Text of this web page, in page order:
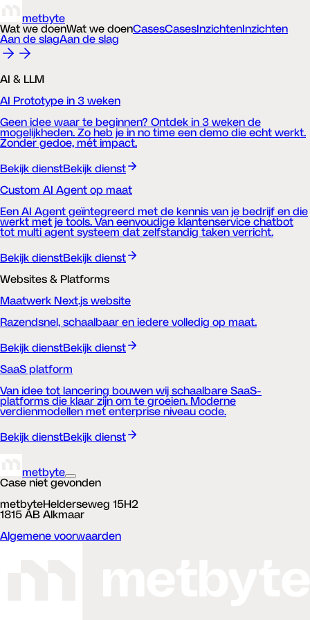
metbyte
Wat we doenWat we doenCasesCases Inzichten Inzichten
Aan de slagAan de slag
AI & LLM
AI Prototype in 3 weken
Geen idee waar te beginnen? Ontdek in 3 weken de
mogelijkheden. Zo heb je in no time een demo die echt werkt.
Zonder gedoe, mét impact.
Bekijk dienstBekijk dienst
Custom AI Agent op maat
Een AI Agent geïntegreerd met de kennis van je bedrijf en die
werkt met je tools. Van eenvoudige klantenservice chatbot
tot multi agent systeem dat zelfstandig taken verricht.
Bekijk dienstBekijk dienst
Websites & Platforms
Maatwerk Next.js website
Razendsnel, schaalbaar en iedere volledig op maat.
Bekijk dienstBekijk dienst
SaaS platform
Van idee tot lancering bouwen wij schaalbare SaaS-
platforms die klaar zijn om te groeien. Moderne
verdienmodellen met enterprise niveau code.
Bekijk dienstBekijk dienst
metbyte
Case niet gevonden
metbyteHelderseweg 15H2
1815 AB Alkmaar
Algemene voorwaarden